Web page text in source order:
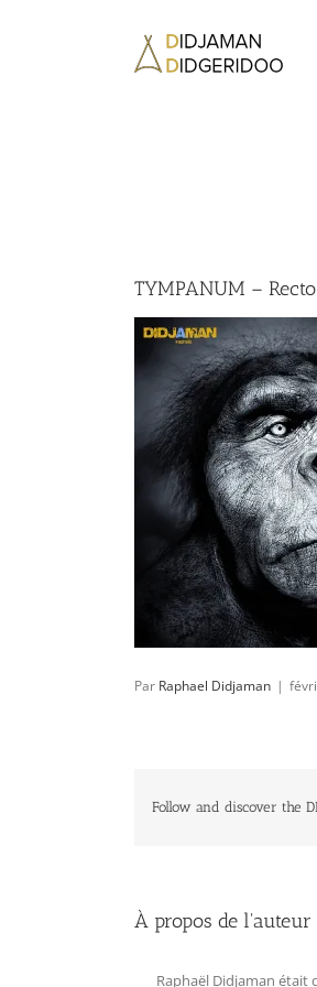
TYMPANUM –
Par Raphael Didjaman |
Follow and discover the
À propos de l'auteur
Raphaël Didjaman était